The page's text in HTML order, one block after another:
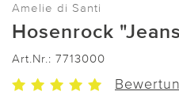
Amelie di Santi
Hosenrock
Art.Nr.: 7713000